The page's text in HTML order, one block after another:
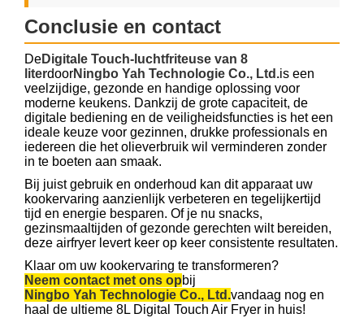
Conclusie en contact
DeDigitale Touch-luchtfriteuse van 8
literdoorNingbo Yah Technologie Co., Ltd.is een
veelzijdige, gezonde en handige oplossing voor
moderne keukens. Dankzij de grote capaciteit, de
digitale bediening en de veiligheidsfuncties is het een
ideale keuze voor gezinnen, drukke professionals en
iedereen die het olieverbruik wil verminderen zonder
in te boeten aan smaak.
Bij juist gebruik en onderhoud kan dit apparaat uw
kookervaring aanzienlijk verbeteren en tegelijkertijd
tijd en energie besparen. Of je nu snacks,
gezinsmaaltijden of gezonde gerechten wilt bereiden,
deze airfryer levert keer op keer consistente resultaten.
Klaar om uw kookervaring te transformeren?
Neem contact met ons opbij
Ningbo Yah Technologie Co., Ltd.vandaag nog en
haal de ultieme 8L Digital Touch Air Fryer in huis!